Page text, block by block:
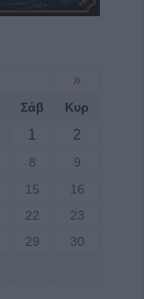
»
Σάβ Κυρ
1
2
8
9
15
16
22
23
29
30